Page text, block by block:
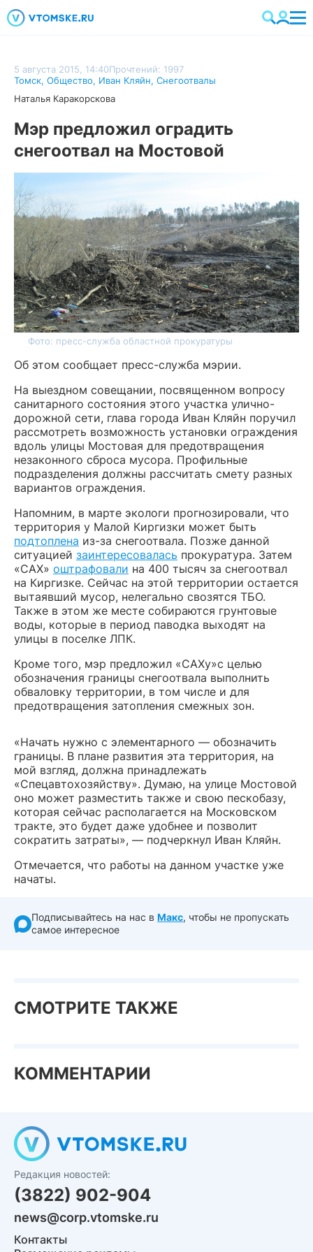
5 августа 2015, 14:40Прочтений: 1997
Томск, Общество, Иван Кляйн, Снегоотвалы
Наталья Каракорскова
Мэр предложил оградить
снегоотвал на Мостовой
Фото: пресс-служба областной прокуратуры
Об этом сообщает пресс-служба мэрии.
На выездном совещании, посвященном вопросу
санитарного состояния этого участка улично-
дорожной сети, глава города Иван Кляйн поручил
рассмотреть возможность установки ограждения
вдоль улицы Мостовая для предотвращения
незаконного сброса мусора. Профильные
подразделения должны рассчитать смету разных
вариантов ограждения.
Напомним, в марте экологи прогнозировали, что
территория у Малой Киргизки может быть
подтоплена из-за снегоотвала. Позже данной
ситуацией заинтересовалась прокуратура. Затем
«САХ» оштрафовали на 400 тысяч за снегоотвал
на Киргизке. Сейчас на этой территории остается
вытаявший мусор, нелегально свозятся ТБО.
Также в этом же месте собираются грунтовые
воды, которые в период паводка выходят на
улицы в поселке ЛПК.
Кроме того, мэр предложил «САХу»с целью
обозначения границы снегоотвала выполнить
обваловку территории, в том числе и для
предотвращения затопления смежных зон.
«Начать нужно с элементарного — обозначить
границы. В плане развития эта территория, на
мой взгляд, должна принадлежать
«Спецавтохозяйству». Думаю, на улице Мостовой
оно может разместить также и свою пескобазу,
которая сейчас располагается на Московском
тракте, это будет даже удобнее и позволит
сократить затраты», — подчеркнул Иван Кляйн.
Отмечается, что работы на данном участке уже
начаты.
Подписывайтесь на нас в Макс, чтобы не пропускать
самое интересное
СМОТРИТЕ ТАКЖЕ
КОММЕНТАРИИ
Редакция новостей:
(3822) 902-904
news@corp.vtomske.ru
Контакты